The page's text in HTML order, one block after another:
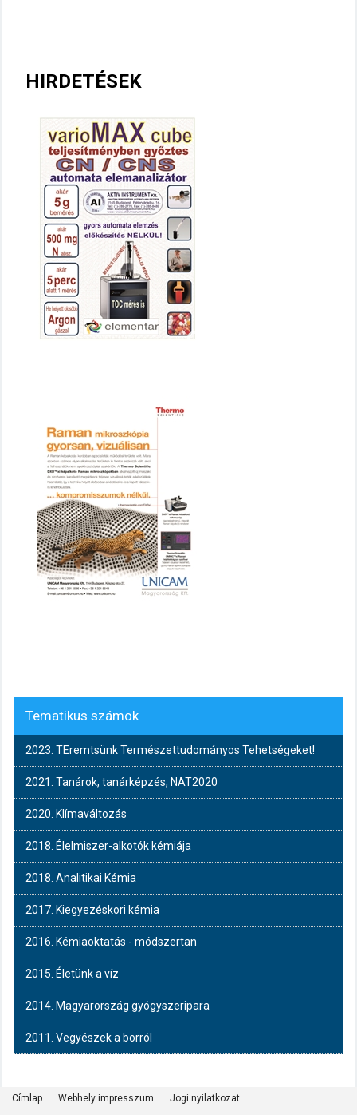
HIRDETÉSEK
Tematikus számok
2023. TEremtsünk Természettudományos Tehetségeket!
2021. Tanárok, tanárképzés, NAT2020
2020. Klímaváltozás
2018. Élelmiszer-alkotók kémiája
2018. Analitikai Kémia
2017. Kiegyezéskori kémia
2016. Kémiaoktatás - módszertan
2015. Életünk a víz
2014. Magyarország gyógyszeripara
2011. Vegyészek a borról
Címlap Webhely impresszum Jogi nyilatkozat